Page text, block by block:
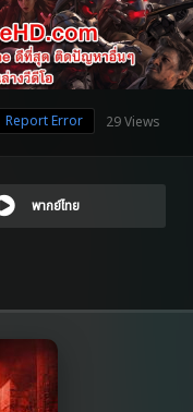
29 Views
Report Error
พากย์ไทย